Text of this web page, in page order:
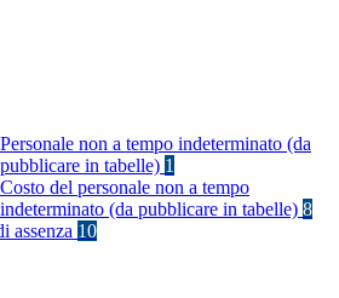
Personale non a tempo indeterminato (da
pubblicare in tabelle) 1
Costo del personale non a tempo
indeterminato (da pubblicare in tabelle) 8
assenza 10